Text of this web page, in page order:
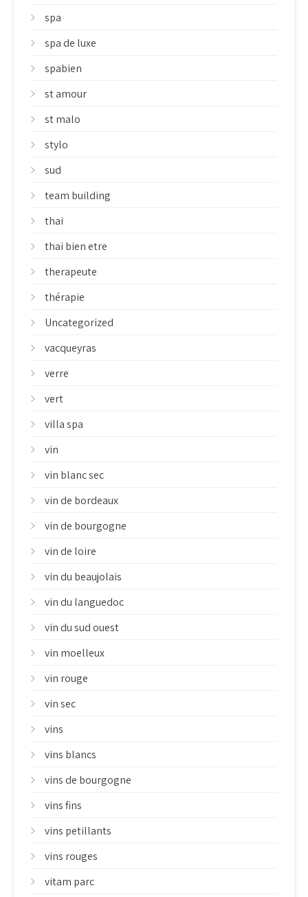
spa
spa de luxe
spabien
st amour
st malo
stylo
sud
team building
thai
thai bien etre
therapeute
thérapie
Uncategorized
vacqueyras
verre
vert
villa spa
vin
vin blanc sec
vin de bordeaux
vin de bourgogne
vin de loire
vin du beaujolais
vin du languedoc
vin du sud ouest
vin moelleux
vin rouge
vin sec
vins
vins blancs
vins de bourgogne
vins fins
vins petillants
vins rouges
vitam parc